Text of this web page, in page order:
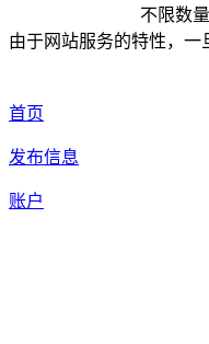
不限数
由于网站服务的特性，
首页
发布信息
账户